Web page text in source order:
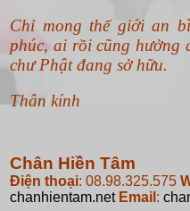
Chỉ mong thế giới an
phúc, ai rồi cũng hưởng
chư Phật đang sở hữu.
Thân kính
Chân Hiền Tâm
Điện thoại: 08.98.325.575
chanhientam.net Email :